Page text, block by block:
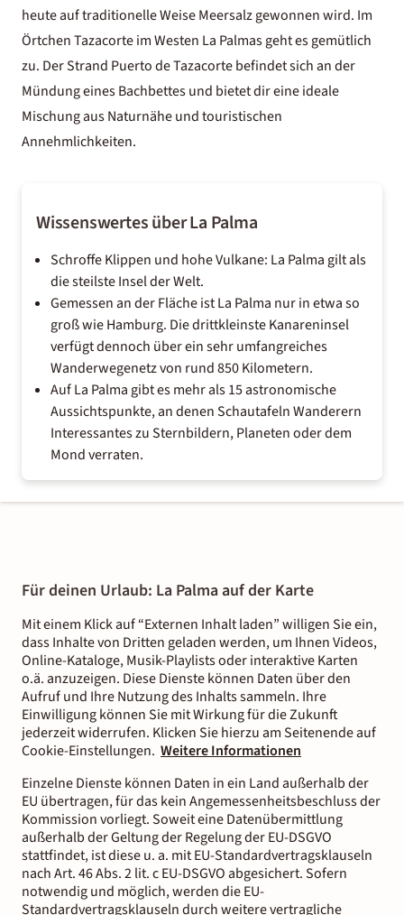
heute auf traditionelle Weise Meersalz gewonnen wird. Im
Örtchen Tazacorte im Westen La Palmas geht es gemütlich
zu. Der Strand Puerto de Tazacorte befindet sich an der
Mündung eines Bachbettes und bietet dir eine ideale
Mischung aus Naturnähe und touristischen
Annehmlichkeiten.
Wissenswertes über La Palma
Schroffe Klippen und hohe Vulkane: La Palma gilt als
die steilste Insel der Welt.
Gemessen an der Fläche ist La Palma nur in etwa so
groß wie Hamburg. Die drittkleinste Kanareninsel
verfügt dennoch über ein sehr umfangreiches
Wanderwegenetz von rund 850 Kilometern.
Auf La Palma gibt es mehr als 15 astronomische
Aussichtspunkte, an denen Schautafeln Wanderern
Interessantes zu Sternbildern, Planeten oder dem
Mond verraten.
Für deinen Urlaub: La Palma auf der Karte
Mit einem Klick auf “Externen Inhalt laden” willigen Sie ein,
dass Inhalte von Dritten geladen werden, um Ihnen Videos,
Online-Kataloge, Musik-Playlists oder interaktive Karten
o.ä. anzuzeigen. Diese Dienste können Daten über den
Aufruf und Ihre Nutzung des Inhalts sammeln. Ihre
Einwilligung können Sie mit Wirkung für die Zukunft
jederzeit widerrufen. Klicken Sie hierzu am Seitenende auf
Cookie-Einstellungen. Weitere Informationen
Einzelne Dienste können Daten in ein Land außerhalb der
EU übertragen, für das kein Angemessenheitsbeschluss der
Kommission vorliegt. Soweit eine Datenübermittlung
außerhalb der Geltung der Regelung der EU-DSGVO
stattfindet, ist diese u. a. mit EU-Standardvertragsklauseln
nach Art. 46 Abs. 2 lit. c EU-DSGVO abgesichert. Sofern
notwendig und möglich, werden die EU-
Standardvertragsklauseln durch weitere vertragliche